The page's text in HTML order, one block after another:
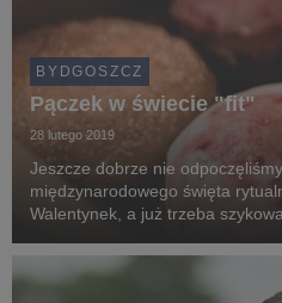
BYDGOSZCZ
Pączek w świecie "fit"
28 lutego 2019
Jeszcze dobrze nie
międzynarodowego święta
Walentynek, a już trzeba
Polsce bardzo bogatą tradycję.